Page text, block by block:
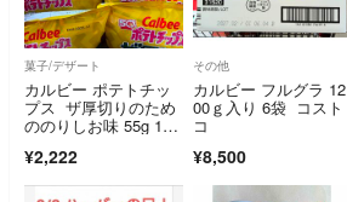
菓子/デザート
カルビー ポテトチッ
プス ザ厚切りのため
ののりしお味 55g 10
¥2,222
その他
カルビー フルグラ 12
00ｇ入り 6袋 コスト
コ
¥8,500